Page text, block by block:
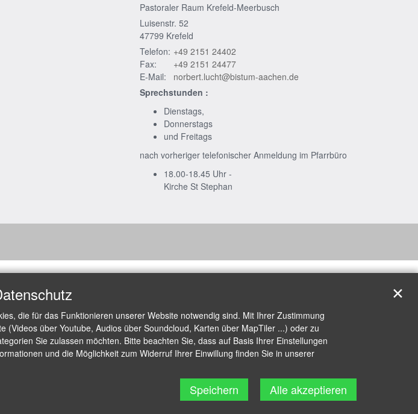
Pastoraler Raum Krefeld-Meerbusch
Luisenstr. 52
47799 Krefeld
Telefon: +49 2151 24402
Fax:
+49 2151 24477
E-Mail:
norbert.lucht@bistum-aachen.de
Sprechstunden :
Dienstags,
Donnerstags
und Freitags
nach vorheriger telefonischer Anmeldung im Pfarrbüro
18.00-18.45 Uhr -
Kirche St Stephan
die für das Funktionieren unserer Website notwendig sind. Mit Ihrer Zustimmung
über Youtube, Audios über Soundcloud, Karten über MapTiler ...) oder zu
Sie zulassen möchten. Bitte beachten Sie, dass auf Basis Ihrer Einstellungen
und die Möglichkeit zum Widerruf Ihrer Einwillung finden Sie in unserer
Speichern Alle akzeptieren
✕